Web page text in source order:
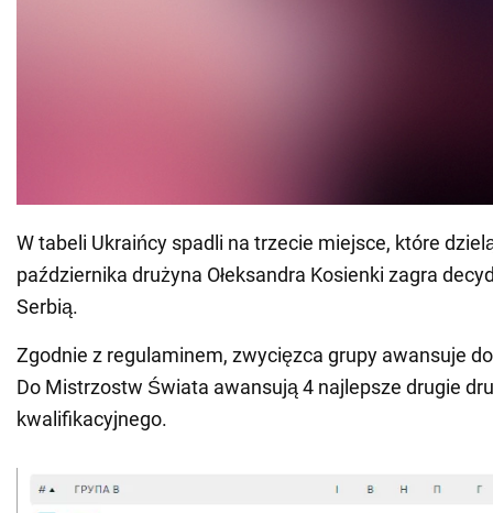
W tabeli Ukraińcy spadli na trzecie miejsce, które
października drużyna Ołeksandra Kosienki zagra
Serbią.
Zgodnie z regulaminem, zwycięzca grupy awansuje
Do Mistrzostw Świata awansują 4 najlepsze drugie
kwalifikacyjnego.